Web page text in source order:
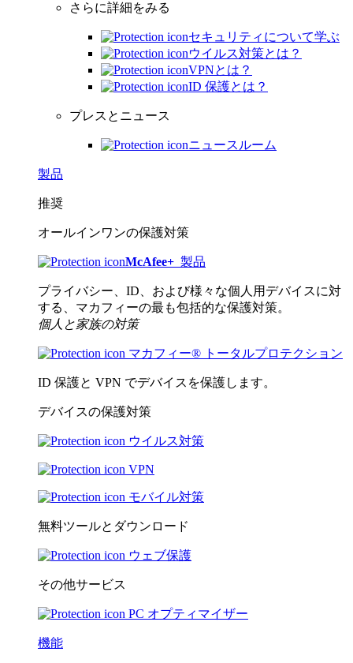
さらに詳細をみる
セキュリティについて学ぶ
ウイルス対策とは？
VPNとは？
ID 保護とは？
プレスとニュース
ニュースルーム
製品
推奨
オールインワンの保護対策
McAfee+ 製品
プライバシー、ID、および様々な個人用デバイスに対
する、マカフィーの最も包括的な保護対策。
個人と家族の対策
マカフィー® トータルプロテクション
ID 保護と VPN でデバイスを保護します。
デバイスの保護対策
ウイルス対策
VPN
モバイル対策
無料ツールとダウンロード
ウェブ保護
その他サービス
PC オプティマイザー
機能